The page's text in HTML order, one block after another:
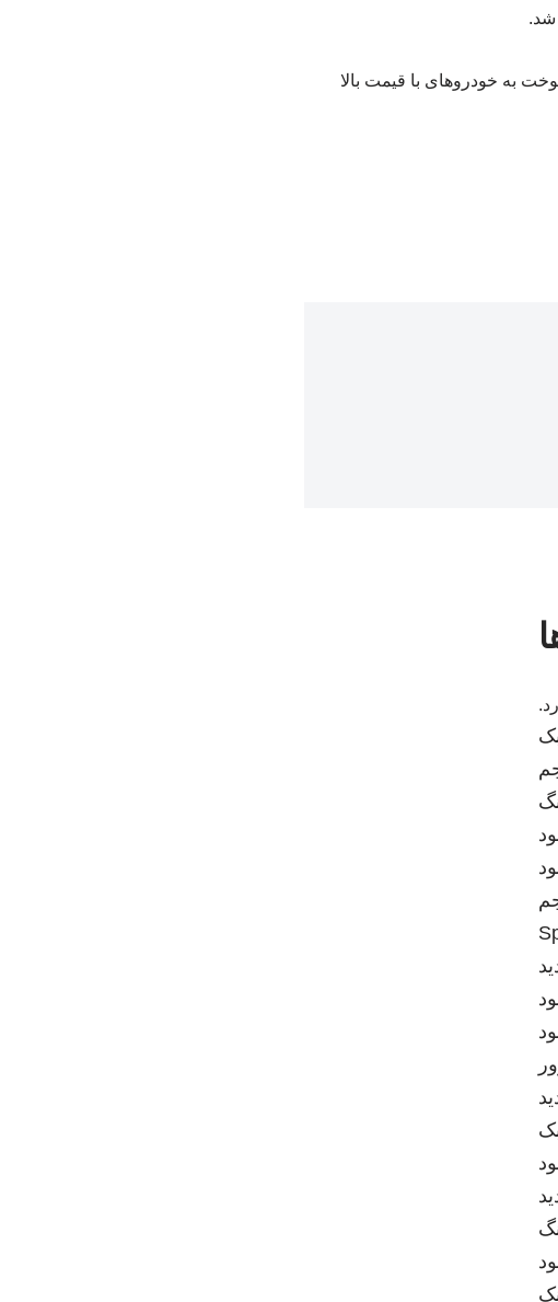
شد.
به خودروهای با قیمت بالا